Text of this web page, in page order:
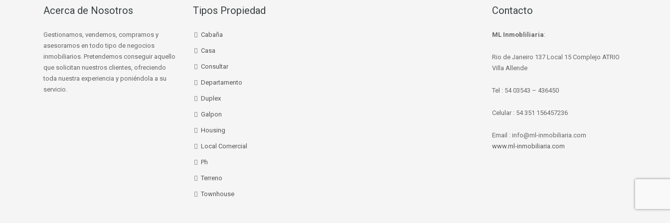
Acerca de Nosotros
Gestionamos, vendemos, compramos y
asesoramos en todo tipo de negocios
inmobiliarios. Pretendemos conseguir aquello
que solicitan nuestros clientes, ofreciendo
toda nuestra experiencia y poniéndola a su
servicio.
Tipos Propiedad
Cabaña
Casa
Consultar
Departamento
Duplex
Galpon
Housing
Local Comercial
Ph
Terreno
Townhouse
Contacto
ML Inmobliliaria:
Rio de Janeiro 137 Local 15 Complejo ATRIO
Villa Allende
Tel : 54 03543 – 436450
Celular : 54 351 156457236
Email : info@ml-inmobiliaria.com
www.ml-inmobiliaria.com